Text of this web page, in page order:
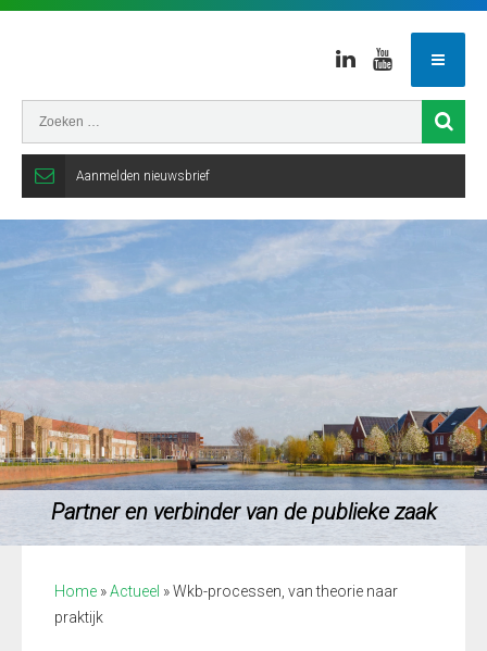
LinkedinYoutube
Aanmelden nieuwsbrief
Partner en verbinder van de publieke zaak
Veenendaal
Home »Actueel »Wkb-processen, van theorie naar
praktijk